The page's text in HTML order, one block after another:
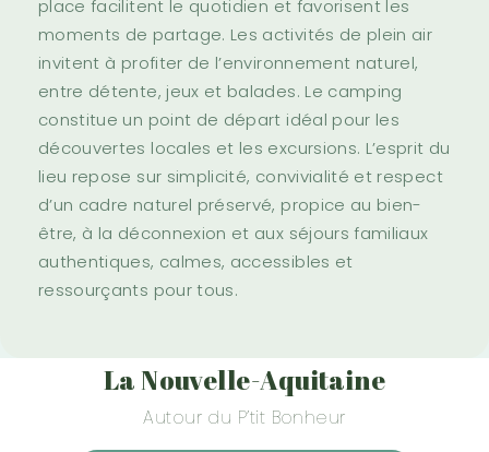
place facilitent le quotidien et favorisent les
moments de partage. Les activités de plein air
invitent à profiter de l’environnement naturel,
entre détente, jeux et balades. Le camping
constitue un point de départ idéal pour les
découvertes locales et les excursions. L’esprit du
lieu repose sur simplicité, convivialité et respect
d’un cadre naturel préservé, propice au bien-
être, à la déconnexion et aux séjours familiaux
authentiques, calmes, accessibles et
ressourçants pour tous.
La Nouvelle-Aquitaine
Autour du P’tit Bonheur